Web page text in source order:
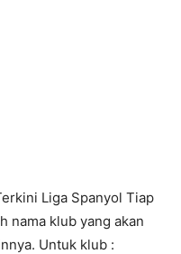
Liga Spanyol Tiap
nama klub yang akan
Untuk klub :